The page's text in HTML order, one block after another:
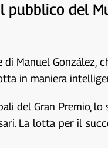
del
Manuel González,
in maniera
del Gran Premio,
La lotta per il